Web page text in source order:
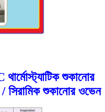
শুকানোর
সিরামিক শুকানোর ওভেন